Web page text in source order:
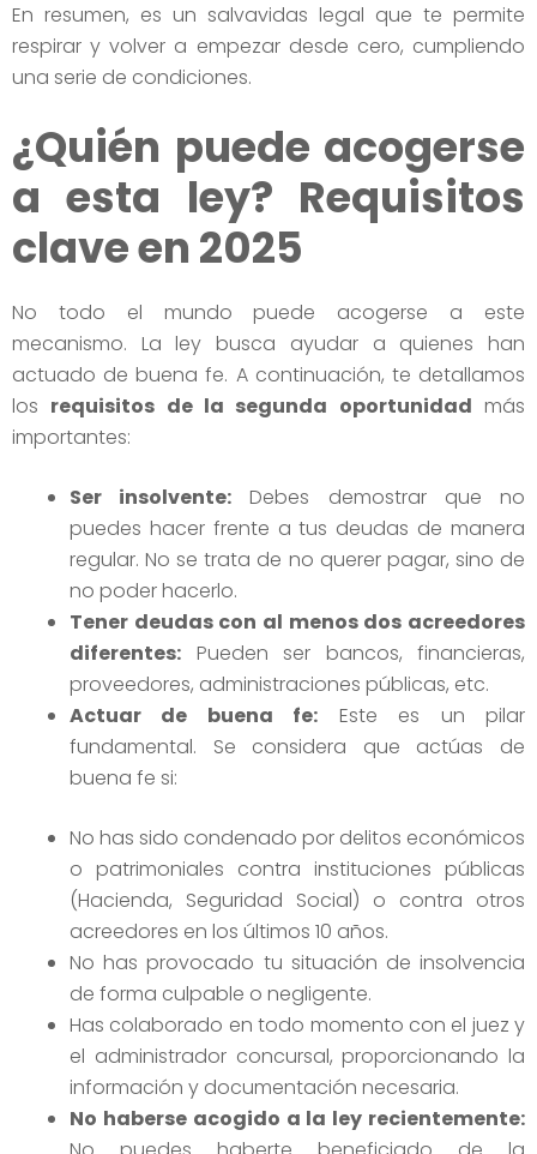
En resumen, es un salvavidas legal que te permite
respirar y volver a empezar desde cero, cumpliendo
una serie de condiciones.
¿Quién puede acogerse
a esta ley? Requisitos
clave en 2025
No todo el mundo puede acogerse a este
mecanismo. La ley busca ayudar a quienes han
actuado de buena fe. A continuación, te detallamos
los requisitos de la segunda oportunidad más
importantes:
Ser insolvente: Debes demostrar que no
puedes hacer frente a tus deudas de manera
regular. No se trata de no querer pagar, sino de
no poder hacerlo.
Tener deudas con al menos dos acreedores
diferentes: Pueden ser bancos, financieras,
proveedores, administraciones públicas, etc.
Actuar de buena fe: Este es un pilar
fundamental. Se considera que actúas de
buena fe si:
No has sido condenado por delitos económicos
o patrimoniales contra instituciones públicas
(Hacienda, Seguridad Social) o contra otros
acreedores en los últimos 10 años.
No has provocado tu situación de insolvencia
de forma culpable o negligente.
Has colaborado en todo momento con el juez y
el administrador concursal, proporcionando la
información y documentación necesaria.
No haberse acogido a la ley recientemente: